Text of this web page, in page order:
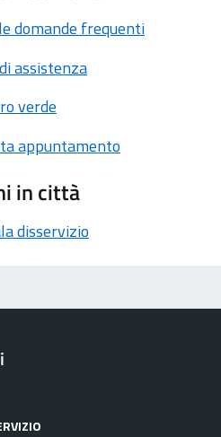
domande frequenti
assistenza
verde
appuntamento
in città
disservizio